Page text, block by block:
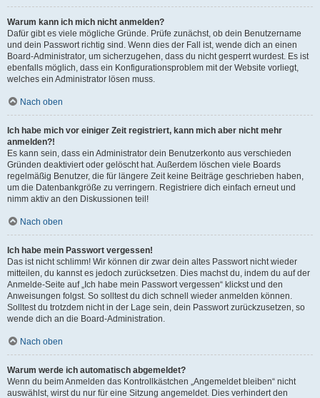
Warum kann ich mich nicht anmelden?
Dafür gibt es viele mögliche Gründe. Prüfe zunächst, ob dein Benutzername
und dein Passwort richtig sind. Wenn dies der Fall ist, wende dich an einen
Board-Administrator, um sicherzugehen, dass du nicht gesperrt wurdest. Es ist
ebenfalls möglich, dass ein Konfigurationsproblem mit der Website vorliegt,
welches ein Administrator lösen muss.
Nach oben
Ich habe mich vor einiger Zeit registriert, kann mich aber nicht mehr
anmelden?!
Es kann sein, dass ein Administrator dein Benutzerkonto aus verschieden
Gründen deaktiviert oder gelöscht hat. Außerdem löschen viele Boards
regelmäßig Benutzer, die für längere Zeit keine Beiträge geschrieben haben,
um die Datenbankgröße zu verringern. Registriere dich einfach erneut und
nimm aktiv an den Diskussionen teil!
Nach oben
Ich habe mein Passwort vergessen!
Das ist nicht schlimm! Wir können dir zwar dein altes Passwort nicht wieder
mitteilen, du kannst es jedoch zurücksetzen. Dies machst du, indem du auf der
Anmelde-Seite auf „Ich habe mein Passwort vergessen“ klickst und den
Anweisungen folgst. So solltest du dich schnell wieder anmelden können.
Solltest du trotzdem nicht in der Lage sein, dein Passwort zurückzusetzen, so
wende dich an die Board-Administration.
Nach oben
Warum werde ich automatisch abgemeldet?
Wenn du beim Anmelden das Kontrollkästchen „Angemeldet bleiben“ nicht
auswählst, wirst du nur für eine Sitzung angemeldet. Dies verhindert den